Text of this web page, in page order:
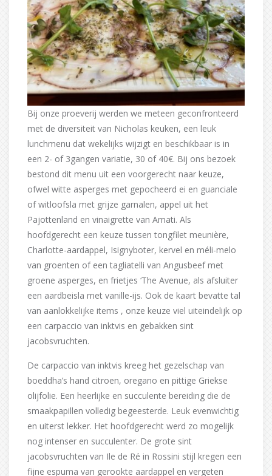
Bij onze proeverij werden we meteen geconfronteerd
met de diversiteit van Nicholas keuken, een leuk
lunchmenu dat wekelijks wijzigt en beschikbaar is in
een 2- of 3gangen variatie, 30 of 40€. Bij ons bezoek
bestond dit menu uit een voorgerecht naar keuze,
ofwel witte asperges met gepocheerd ei en guanciale
of witloofsla met grijze garnalen, appel uit het
Pajottenland en vinaigrette van Amati. Als
hoofdgerecht een keuze tussen tongfilet meunière,
Charlotte-aardappel, Isignyboter, kervel en méli-melo
van groenten of een tagliatelli van Angusbeef met
groene asperges, en frietjes ‘The Avenue, als afsluiter
een aardbeisla met vanille-ijs. Ook de kaart bevatte tal
van aanlokkelijke items , onze keuze viel uiteindelijk op
een carpaccio van inktvis en gebakken sint
jacobsvruchten.
De carpaccio van inktvis kreeg het gezelschap van
boeddha’s hand citroen, oregano en pittige Griekse
olijfolie. Een heerlijke en succulente bereiding die de
smaakpapillen volledig begeesterde. Leuk evenwichtig
en uiterst lekker. Het hoofdgerecht werd zo mogelijk
nog intenser en succulenter. De grote sint
jacobsvruchten van Ile de Ré in Rossini stijl kregen een
fijne espuma van gerookte aardappel en vergeten